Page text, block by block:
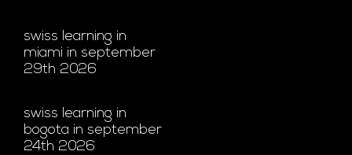
swiss learning in
miami in september
29th 2026
swiss learning in
bogota in september
24th 2026